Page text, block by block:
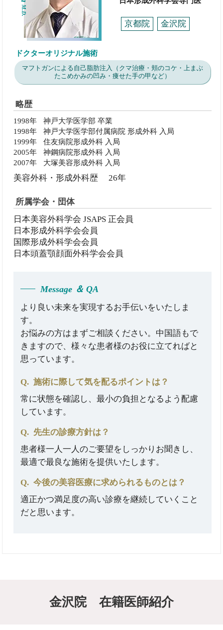
M.D.
京都院 金沢院
ドクターオリジナル施術
マフトガンによる自己脂肪注入（クマ治療・頬のコケ・上まぶ
たこめかみの凹み・痩せた手の甲など）
略歴
1998年
神戸大学医学部 卒業
1998年
神戸大学医学部付属病院 形成外科 入局
1999年
住友病院形成外科 入局
2005年
神鋼病院形成外科 入局
2007年
大塚美容形成外科 入局
美容外科・形成外科歴 26年
所属学会・団体
日本美容外科学会 JSAPS 正会員
日本形成外科学会会員
国際形成外科学会会員
日本頭蓋顎顔面外科学会会員
Message ＆ QA
より良い未来を実現するお手伝いをいたしま
す。
お悩みの方はまずご相談ください。中国語もで
きますので、様々な患者様のお役に立てればと
思っています。
Q. 施術に際して気を配るポイントは？
常に状態を確認し、最小の負担となるよう配慮
しています。
Q. 先生の診療方針は？
患者様一人一人のご要望をしっかりお聞きし、
最適で最良な施術を提供いたします。
Q. 今後の美容医療に求められるものとは？
適正かつ満足度の高い診療を継続していくこと
だと思います。
金沢院 在籍医師紹介